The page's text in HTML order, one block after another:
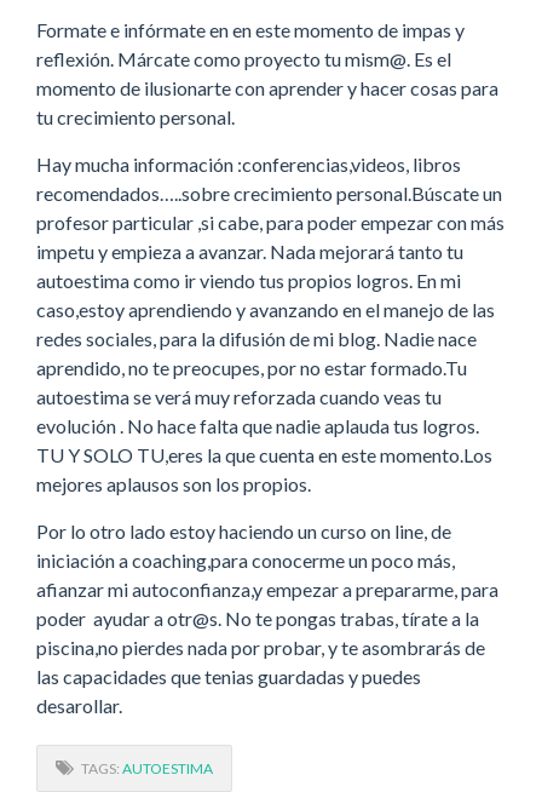
Formate e infórmate en en este momento de impas y
reflexión. Márcate como proyecto tu mism@. Es el
momento de ilusionarte con aprender y hacer cosas para
tu crecimiento personal.
Hay mucha información :conferencias,videos, libros
recomendados…..sobre crecimiento personal.Búscate un
profesor particular ,si cabe, para poder empezar con más
impetu y empieza a avanzar. Nada mejorará tanto tu
autoestima como ir viendo tus propios logros. En mi
caso,estoy aprendiendo y avanzando en el manejo de las
redes sociales, para la difusión de mi blog. Nadie nace
aprendido, no te preocupes, por no estar formado.Tu
autoestima se verá muy reforzada cuando veas tu
evolución . No hace falta que nadie aplauda tus logros.
TU Y SOLO TU,eres la que cuenta en este momento.Los
mejores aplausos son los propios.
Por lo otro lado estoy haciendo un curso on line, de
iniciación a coaching,para conocerme un poco más,
afianzar mi autoconfianza,y empezar a prepararme, para
poder ayudar a otr@s. No te pongas trabas, tírate a la
piscina,no pierdes nada por probar, y te asombrarás de
las capacidades que tenias guardadas y puedes
desarollar.
TAGS: AUTOESTIMA